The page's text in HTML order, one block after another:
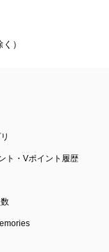
）
ト・Vポイント履歴